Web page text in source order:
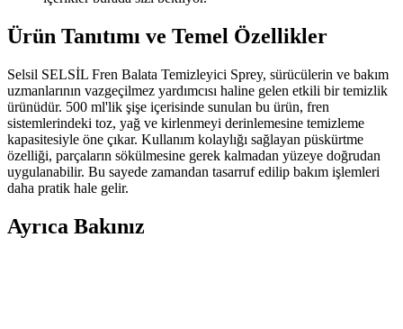
Ürün Tanıtımı ve Temel Özellikler
Selsil SELSİL Fren Balata Temizleyici Sprey, sürücülerin ve bakım
uzmanlarının vazgeçilmez yardımcısı haline gelen etkili bir temizlik
ürünüdür. 500 ml'lik şişe içerisinde sunulan bu ürün, fren
sistemlerindeki toz, yağ ve kirlenmeyi derinlemesine temizleme
kapasitesiyle öne çıkar. Kullanım kolaylığı sağlayan püskürtme
özelliği, parçaların sökülmesine gerek kalmadan yüzeye doğrudan
uygulanabilir. Bu sayede zamandan tasarruf edilip bakım işlemleri
daha pratik hale gelir.
Ayrıca Bakınız